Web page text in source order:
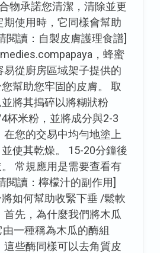
物承諾您清潔，清除並更
期使用時，它同樣會幫助
閱讀：自製皮膚護理食譜]
，蜂蜜
易從廚房區域架子提供的
幫助您牢固的皮膚。 取
將其搗碎以將糊狀粉
杯米粉，並將成分與2-3
在您的交易中均勻地塗上
使其乾燥。 15-20分鐘後
常規應用是需要查看有
閱讀：檸檬汁的副作用]
如何幫助收緊下垂 /鬆軟
首先，為什麼我們將木瓜
一種稱為木瓜的酶組
這些酶同樣可以去角質皮